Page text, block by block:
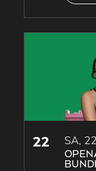
22 SA,